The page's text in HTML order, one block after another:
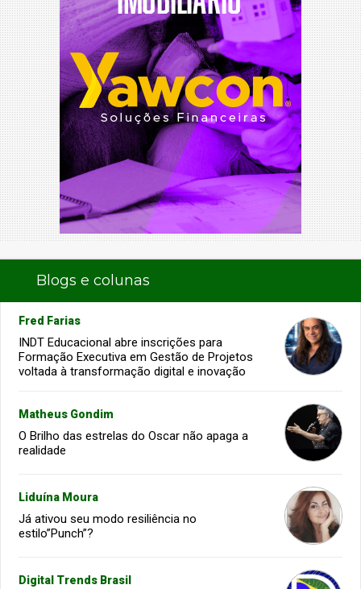
Blogs e colunas
Fred Farias
INDT Educacional abre inscrições para
Formação Executiva em Gestão de Projetos
voltada à transformação digital e inovação
Matheus Gondim
O Brilho das estrelas do Oscar não apaga a
realidade
Liduína Moura
Já ativou seu modo resiliência no
estilo”Punch”?
Digital Trends Brasil